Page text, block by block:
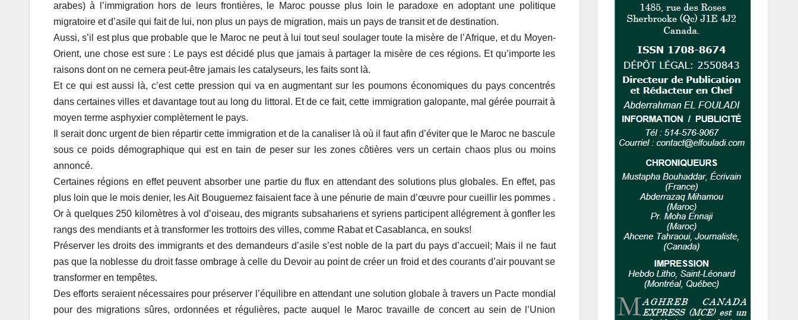
arabes) à l’immigration hors de leurs frontières, le Maroc pousse plus loin le paradoxe en adoptant une politique
migratoire et d’asile qui fait de lui, non plus un pays de migration, mais un pays de transit et de destination.
Aussi, s’il est plus que probable que le Maroc ne peut à lui tout seul soulager toute la misère de l’Afrique, et du Moyen-
Orient, une chose est sure : Le pays est décidé plus que jamais à partager la misère de ces régions. Et qu’importe les
raisons dont on ne cernera peut-être jamais les catalyseurs, les faits sont là.
Et ce qui est aussi là, c’est cette pression qui va en augmentant sur les poumons économiques du pays concentrés
dans certaines villes et davantage tout au long du littoral. Et de ce fait, cette immigration galopante, mal gérée pourrait à
moyen terme asphyxier complètement le pays.
Il serait donc urgent de bien répartir cette immigration et de la canaliser là où il faut afin d’éviter que le Maroc ne bascule
sous ce poids démographique qui est en tain de peser sur les zones côtières vers un certain chaos plus ou moins
annoncé.
Certaines régions en effet peuvent absorber une partie du flux en attendant des solutions plus globales. En effet, pas
plus loin que le mois denier, les Ait Bouguemez faisaient face à une pénurie de main d’œuvre pour cueillir les pommes .
Or à quelques 250 kilomètres à vol d’oiseau, des migrants subsahariens et syriens participent allégrement à gonfler les
rangs des mendiants et à transformer les trottoirs des villes, comme Rabat et Casablanca, en souks!
Préserver les droits des immigrants et des demandeurs d’asile s’est noble de la part du pays d’accueil; Mais il ne faut
pas que la noblesse du droit fasse ombrage à celle du Devoir au point de créer un froid et des courants d’air pouvant se
transformer en tempêtes.
Des efforts seraient nécessaires pour préserver l’équilibre en attendant une solution globale à travers un Pacte mondial
pour des migrations sûres, ordonnées et régulières, pacte auquel le Maroc travaille de concert au sein de l’Union